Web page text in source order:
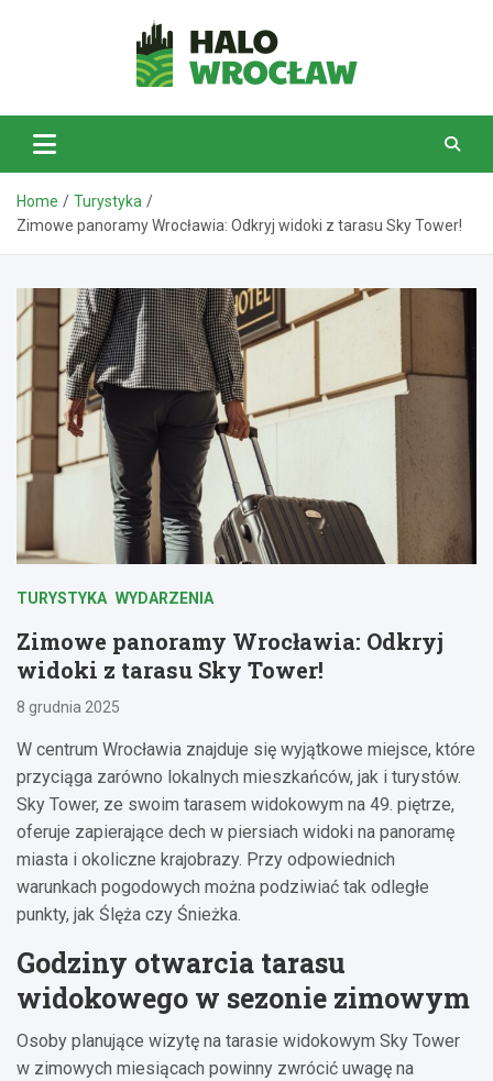
HaloWrocław.pl
Home
Turystyka
Zimowe panoramy Wrocławia: Odkryj widoki z tarasu Sky Tower!
TURYSTYKA WYDARZENIA
Zimowe panoramy Wrocławia: Odkryj
widoki z tarasu Sky Tower!
8 grudnia 2025
W centrum Wrocławia znajduje się wyjątkowe miejsce, które
przyciąga zarówno lokalnych mieszkańców, jak i turystów.
Sky Tower, ze swoim tarasem widokowym na 49. piętrze,
oferuje zapierające dech w piersiach widoki na panoramę
miasta i okoliczne krajobrazy. Przy odpowiednich
warunkach pogodowych można podziwiać tak odległe
punkty, jak Ślęża czy Śnieżka.
Godziny otwarcia tarasu
widokowego w sezonie zimowym
Osoby planujące wizytę na tarasie widokowym Sky Tower
w zimowych miesiącach powinny zwrócić uwagę na